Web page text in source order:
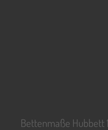
Bettenmaße Hubbett